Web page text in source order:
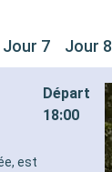
Jour 7 Jour 8
Départ
18:00
est